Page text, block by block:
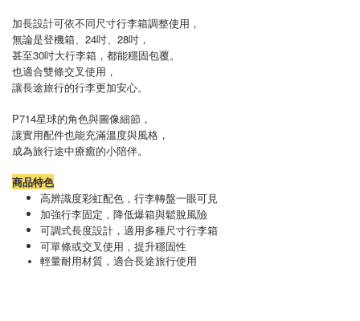
加長設計可依不同尺寸行李箱調整使用，
無論是登機箱、24吋、28吋，
甚至30吋大行李箱，都能穩固包覆。
也適合雙條交叉使用，
讓長途旅行的行李更加安心。
P714星球的角色與圖像細節，
讓實用配件也能充滿溫度與風格，
成為旅行途中療癒的小陪伴。
商品特色
高辨識度彩虹配色，行李轉盤一眼可見
加強行李固定，降低爆箱與鬆脫風險
可調式長度設計，適用多種尺寸行李箱
可單條或交叉使用，提升穩固性
輕量耐用材質，適合長途旅行使用